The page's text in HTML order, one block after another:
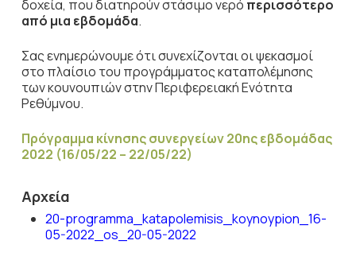
δοχεία, που διατηρούν στάσιμο νερό περισσότερο
από μια εβδομάδα.
Σας ενημερώνουμε ότι συνεχίζονται οι ψεκασμοί
στο πλαίσιο του προγράμματος καταπολέμησης
των κουνουπιών στην Περιφερειακή Ενότητα
Ρεθύμνου.
Πρόγραμμα κίνησης συνεργείων 20ης εβδομάδας
2022 (16/05/22 – 22/05/22)
Αρχεία
20-programma_katapolemisis_koynoypion_16-
05-2022_os_20-05-2022